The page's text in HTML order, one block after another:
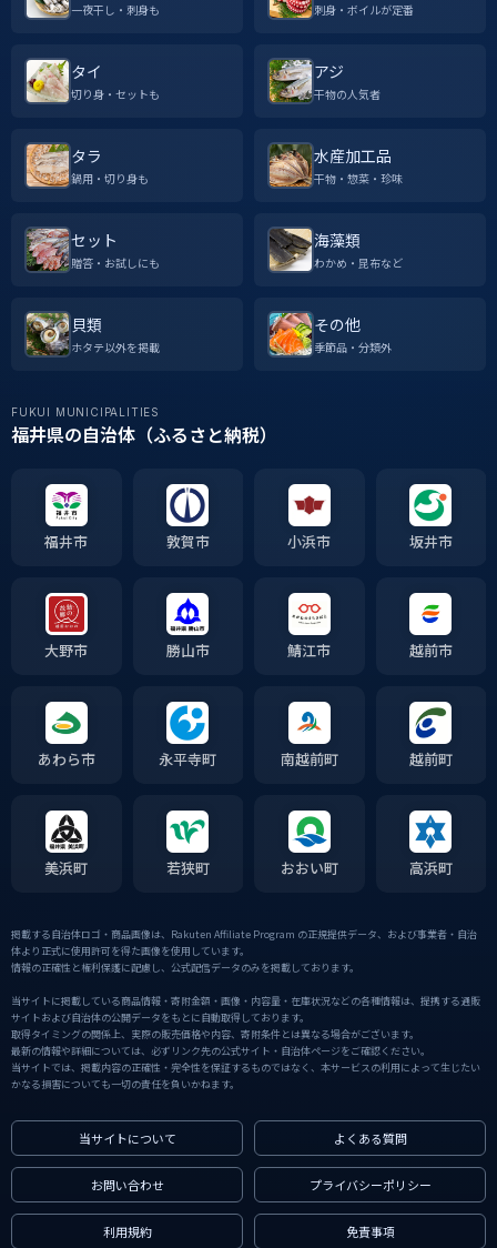
一夜干し・刺身も 刺身・ボイルが定番
タイ
切り身・セットも
アジ
干物の人気者
タラ
鍋用・切り身も
水産加工品
干物・惣菜・珍味
セット
贈答・お試しにも
海藻類
わかめ・昆布など
貝類
ホタテ以外を掲載
その他
季節品・分類外
FUKUI MUNICIPALITIES
福井県の自治体（ふるさと納税）
福井市 敦賀市 小浜市 坂井市
大野市 勝山市 鯖江市 越前市
あわら市 永平寺町 南越前町 越前町
美浜町 若狭町 おおい町 高浜町
掲載する自治体ロゴ・商品画像は、Rakuten Affiliate Program の正規提供データ、および事業者・自治
体より正式に使用許可を得た画像を使用しています。
情報の正確性と権利保護に配慮し、公式配信データのみを掲載しております。
当サイトに掲載している商品情報・寄附金額・画像・内容量・在庫状況などの各種情報は、提携する通販
サイトおよび自治体の公開データをもとに自動取得しております。
取得タイミングの関係上、実際の販売価格や内容、寄附条件とは異なる場合がございます。
最新の情報や詳細については、必ずリンク先の公式サイト・自治体ページをご確認ください。
当サイトでは、掲載内容の正確性・完全性を保証するものではなく、本サービスの利用によって生じたい
かなる損害についても一切の責任を負いかねます。
当サイトについて よくある質問
お問い合わせ プライバシーポリシー
利用規約 免責事項